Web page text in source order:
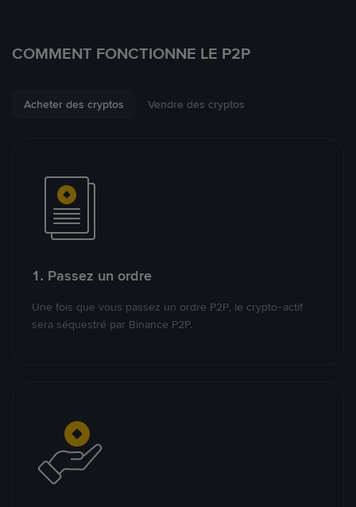
COMMENT FONCTIONNE LE P2P
Acheter des cryptos Vendre des cryptos
1. Passez un ordre
Une fois que vous passez un ordre P2P, le crypto-actif
sera séquestré par Binance P2P.